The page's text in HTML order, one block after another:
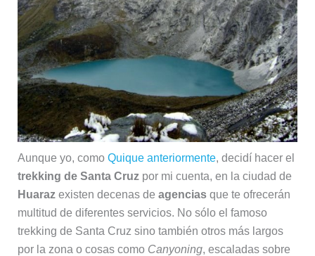
Aunque yo, como Quique anteriormente, decidí hacer el
trekking de Santa Cruzpor mi cuenta, en la ciudad de
Huarazexisten decenas de agenciasque te ofrecerán
multitud de diferentes servicios. No sólo el famoso
trekking de Santa Cruz sino también otros más largos
por la zona o cosas como Canyoning, escaladas sobre